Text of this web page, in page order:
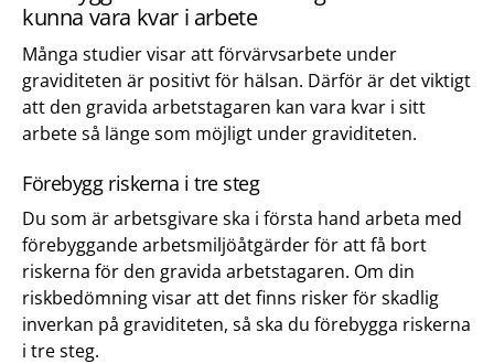
kunna vara kvar i arbete
Många studier visar att förvärvsarbete under
graviditeten är positivt för hälsan. Därför är det viktigt
att den gravida arbetstagaren kan vara kvar i sitt
arbete så länge som möjligt under graviditeten.
Förebygg riskerna i tre steg
Du som är arbetsgivare ska i första hand arbeta med
förebyggande arbetsmiljöåtgärder för att få bort
riskerna för den gravida arbetstagaren. Om din
riskbedömning visar att det finns risker för skadlig
inverkan på graviditeten, så ska du förebygga riskerna
i tre steg.